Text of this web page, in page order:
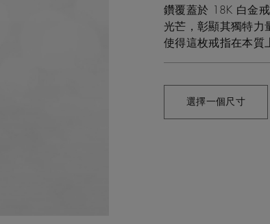
鑽覆蓋於 18K 白金
光芒，彰顯其獨特力
使得這枚戒指在本質
選擇一個尺寸